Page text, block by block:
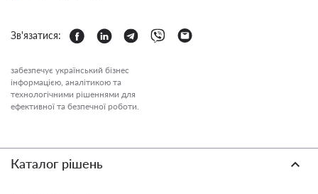
Зв'язатися:
забезпечує український бізнес
інформацією, аналітикою та
технологічними рішеннями для
ефективної та безпечної роботи.
Каталог рішень